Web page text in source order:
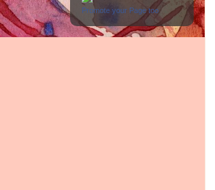
Promote your Page too